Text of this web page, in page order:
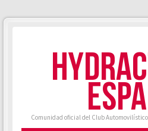
Comunidad oficial del Club